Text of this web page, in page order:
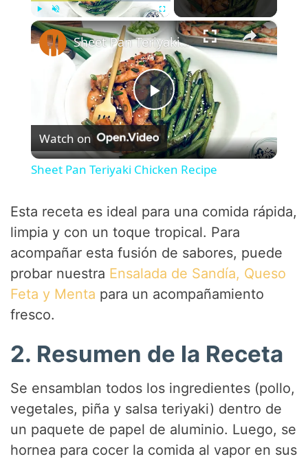
Play Unmute Fullscreen ×
P
l
y
V
d
e
o
Sheet Pan Teriyaki Chicken Recipe
Watch on
Sheet Pan Teriyaki Chicken Recipe
Esta receta es ideal para una comida rápida,
limpia y con un toque tropical. Para
acompañar esta fusión de sabores, puede
probar nuestra Ensalada de Sandía, Queso
Feta y Menta para un acompañamiento
fresco.
2. Resumen de la Receta
Se ensamblan todos los ingredientes (pollo,
vegetales, piña y salsa teriyaki) dentro de
un paquete de papel de aluminio. Luego, se
hornea para cocer la comida al vapor en sus